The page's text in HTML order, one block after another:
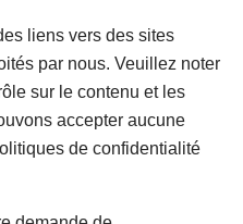
liens vers des sites
par nous. Veuillez noter
sur le contenu et les
accepter aucune
de confidentialité